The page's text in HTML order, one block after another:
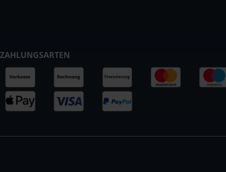
ZAHLUNGSARTEN